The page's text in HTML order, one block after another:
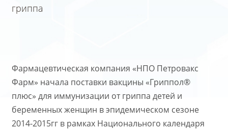
гриппа
Фармацевтическая компания «НПО Петровакс
Фарм» начала поставки вакцины «Гриппол®
плюс» для иммунизации от гриппа детей и
беременных женщин в эпидемическом сезоне
2014-2015гг в рамках Национального календаря